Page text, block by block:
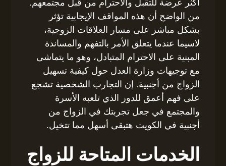
أكثر عرضة للتقبل والاحترام من قبل مجتمعهم.
من الواضح أن هذه المواقف الإيجابية تؤثر
بشكل مباشر على مسار العلاقات الزوجية،
لاسيما عندما يتعلق الأمر بالتفهم والمساندة
المبنية على الاحترام المتبادل، وهو ما يتماشى
مع توجيهات وزارة العدل حول كيفية تسهيل
الزواج من أجنبية. إن التجارب الشخصية تشجع
على فهم أعمق للدور الذي تلعبه الأسرة
والمجتمع في جعل تجربتك في الزواج من
أجنبية في الكويت هتبقى أسهل مما تتخيل.
الخدمات المتاحة للزواج